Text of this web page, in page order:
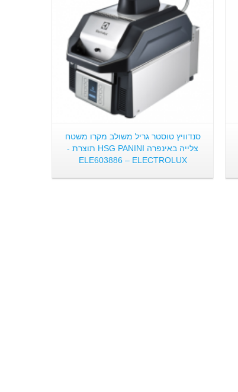
סנדוויץ טוסטר גריל משולב מקרו משטח
צלייה באינפרה HSG PANINI תוצרת -
ELE603886 – ELECTROLUX